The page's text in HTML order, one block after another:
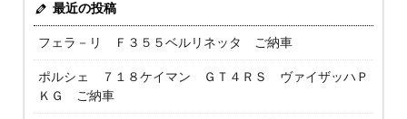
最近の投稿
フェラ－リ Ｆ３５５ベルリネッタ ご納車
ポルシェ ７１８ケイマン ＧＴ４ＲＳ ヴァイザッハＰ
ＫＧ ご納車